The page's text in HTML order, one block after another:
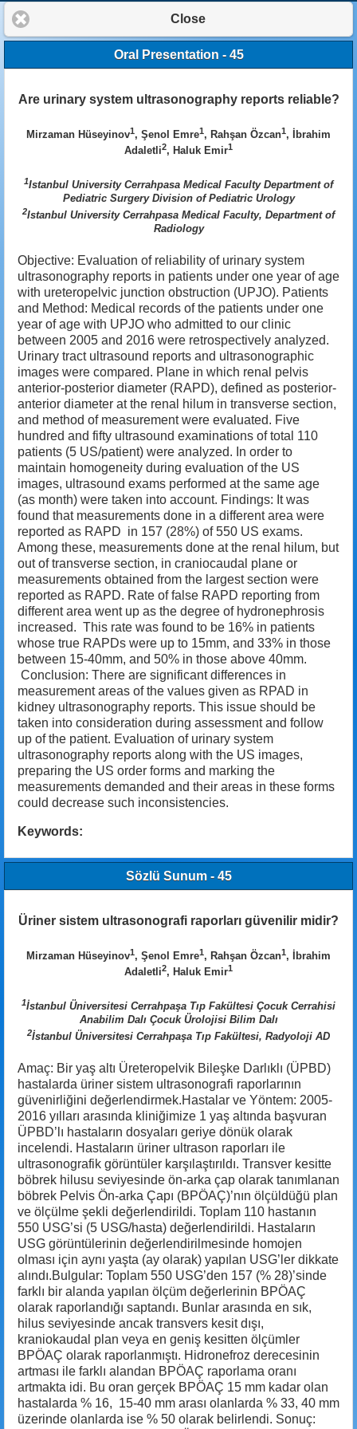
Close
Oral Presentation - 45
Are urinary system ultrasonography reports reliable?
Mirzaman Hüseyinov1, Şenol Emre1, Rahşan Özcan1, İbrahim
Adaletli2, Haluk Emir1
1Istanbul University Cerrahpasa Medical Faculty Department of
Pediatric Surgery Division of Pediatric Urology
2Istanbul University Cerrahpasa Medical Faculty, Department of
Radiology
Objective: Evaluation of reliability of urinary system
ultrasonography reports in patients under one year of age
with ureteropelvic junction obstruction (UPJO). Patients
and Method: Medical records of the patients under one
year of age with UPJO who admitted to our clinic
between 2005 and 2016 were retrospectively analyzed.
Urinary tract ultrasound reports and ultrasonographic
images were compared. Plane in which renal pelvis
anterior-posterior diameter (RAPD), defined as posterior-
anterior diameter at the renal hilum in transverse section,
and method of measurement were evaluated. Five
hundred and fifty ultrasound examinations of total 110
patients (5 US/patient) were analyzed. In order to
maintain homogeneity during evaluation of the US
images, ultrasound exams performed at the same age
(as month) were taken into account. Findings: It was
found that measurements done in a different area were
reported as RAPD in 157 (28%) of 550 US exams.
Among these, measurements done at the renal hilum, but
out of transverse section, in craniocaudal plane or
measurements obtained from the largest section were
reported as RAPD. Rate of false RAPD reporting from
different area went up as the degree of hydronephrosis
increased. This rate was found to be 16% in patients
whose true RAPDs were up to 15mm, and 33% in those
between 15-40mm, and 50% in those above 40mm.
Conclusion: There are significant differences in
measurement areas of the values given as RPAD in
kidney ultrasonography reports. This issue should be
taken into consideration during assessment and follow
up of the patient. Evaluation of urinary system
ultrasonography reports along with the US images,
preparing the US order forms and marking the
measurements demanded and their areas in these forms
could decrease such inconsistencies.
Keywords:
Sözlü Sunum - 45
Üriner sistem ultrasonografi raporları güvenilir midir?
Mirzaman Hüseyinov1, Şenol Emre1, Rahşan Özcan1, İbrahim
Adaletli2, Haluk Emir1
1İstanbul Üniversitesi Cerrahpaşa Tıp Fakültesi Çocuk Cerrahisi
Anabilim Dalı Çocuk Ürolojisi Bilim Dalı
2İstanbul Üniversitesi Cerrahpaşa Tıp Fakültesi, Radyoloji AD
Amaç: Bir yaş altı Üreteropelvik Bileşke Darlıklı (ÜPBD)
hastalarda üriner sistem ultrasonografi raporlarının
güvenirliğini değerlendirmek.Hastalar ve Yöntem: 2005-
2016 yılları arasında kliniğimize 1 yaş altında başvuran
ÜPBD’lı hastaların dosyaları geriye dönük olarak
incelendi. Hastaların üriner ultrason raporları ile
ultrasonografik görüntüler karşılaştırıldı. Transver kesitte
böbrek hilusu seviyesinde ön-arka çap olarak tanımlanan
böbrek Pelvis Ön-arka Çapı (BPÖAÇ)’nın ölçüldüğü plan
ve ölçülme şekli değerlendirildi. Toplam 110 hastanın
550 USG’si (5 USG/hasta) değerlendirildi. Hastaların
USG görüntülerinin değerlendirilmesinde homojen
olması için aynı yaşta (ay olarak) yapılan USG’ler dikkate
alındı.Bulgular: Toplam 550 USG’den 157 (% 28)’sinde
farklı bir alanda yapılan ölçüm değerlerinin BPÖAÇ
olarak raporlandığı saptandı. Bunlar arasında en sık,
hilus seviyesinde ancak transvers kesit dışı,
kraniokaudal plan veya en geniş kesitten ölçümler
BPÖAÇ olarak raporlanmıştı. Hidronefroz derecesinin
artması ile farklı alandan BPÖAÇ raporlama oranı
artmakta idi. Bu oran gerçek BPÖAÇ 15 mm kadar olan
hastalarda % 16, 15-40 mm arası olanlarda % 33, 40 mm
üzerinde olanlarda ise % 50 olarak belirlendi. Sonuç: